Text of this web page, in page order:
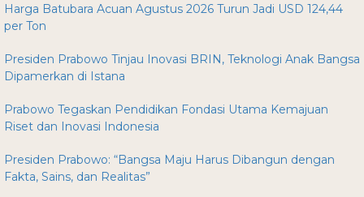
Harga Batubara Acuan Agustus 2026 Turun Jadi USD 124,44
per Ton
Presiden Prabowo Tinjau Inovasi BRIN, Teknologi Anak Bangsa
Dipamerkan di Istana
Prabowo Tegaskan Pendidikan Fondasi Utama Kemajuan
Riset dan Inovasi Indonesia
Presiden Prabowo: “Bangsa Maju Harus Dibangun dengan
Fakta, Sains, dan Realitas”